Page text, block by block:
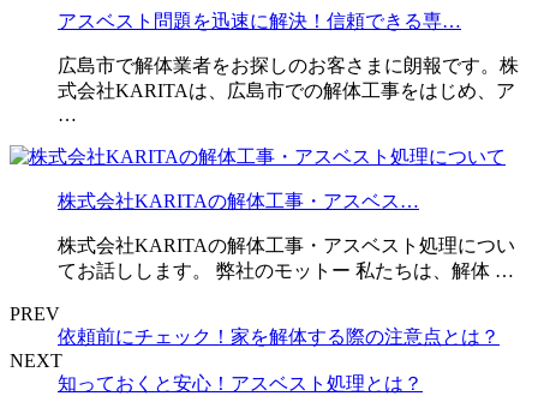
アスベスト問題を迅速に解決！信頼できる専…
広島市で解体業者をお探しのお客さまに朗報です。株
式会社KARITAは、広島市での解体工事をはじめ、ア
…
株式会社KARITAの解体工事・アスベス…
株式会社KARITAの解体工事・アスベスト処理につい
てお話しします。 弊社のモットー 私たちは、解体 …
PREV
依頼前にチェック！家を解体する際の注意点とは？
NEXT
知っておくと安心！アスベスト処理とは？